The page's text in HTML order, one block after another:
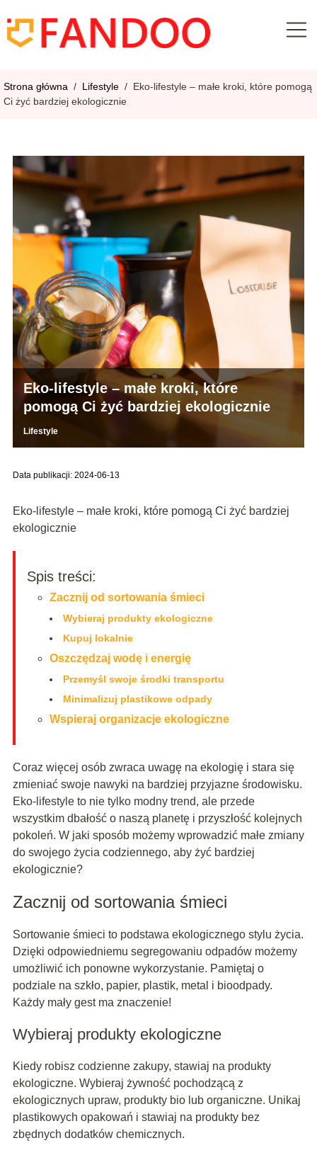
Strona główna / Lifestyle / Eko-lifestyle – małe kroki, które pomogą
Ci żyć bardziej ekologicznie
Eko-lifestyle – małe kroki, które
pomogą Ci żyć bardziej ekologicznie
Lifestyle
Data publikacji: 2024-06-13
Eko-lifestyle – małe kroki, które pomogą Ci żyć bardziej
ekologicznie
Spis treści:
Zacznij od sortowania śmieci
Wybieraj produkty ekologiczne
Kupuj lokalnie
Oszczędzaj wodę i energię
Przemyśl swoje środki transportu
Minimalizuj plastikowe odpady
Wspieraj organizacje ekologiczne
Coraz więcej osób zwraca uwagę na ekologię i stara się
zmieniać swoje nawyki na bardziej przyjazne środowisku.
Eko-lifestyle to nie tylko modny trend, ale przede
wszystkim dbałość o naszą planetę i przyszłość kolejnych
pokoleń. W jaki sposób możemy wprowadzić małe zmiany
do swojego życia codziennego, aby żyć bardziej
ekologicznie?
Zacznij od sortowania śmieci
Sortowanie śmieci to podstawa ekologicznego stylu życia.
Dzięki odpowiedniemu segregowaniu odpadów możemy
umożliwić ich ponowne wykorzystanie. Pamiętaj o
podziale na szkło, papier, plastik, metal i bioodpady.
Każdy mały gest ma znaczenie!
Wybieraj produkty ekologiczne
Kiedy robisz codzienne zakupy, stawiaj na produkty
ekologiczne. Wybieraj żywność pochodzącą z
ekologicznych upraw, produkty bio lub organiczne. Unikaj
plastikowych opakowań i stawiaj na produkty bez
zbędnych dodatków chemicznych.